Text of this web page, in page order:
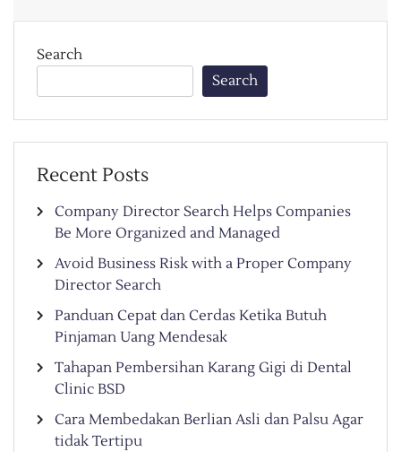
Search
Search
Recent Posts
Company Director Search Helps Companies
Be More Organized and Managed
Avoid Business Risk with a Proper Company
Director Search
Panduan Cepat dan Cerdas Ketika Butuh
Pinjaman Uang Mendesak
Tahapan Pembersihan Karang Gigi di Dental
Clinic BSD
Cara Membedakan Berlian Asli dan Palsu Agar
tidak Tertipu